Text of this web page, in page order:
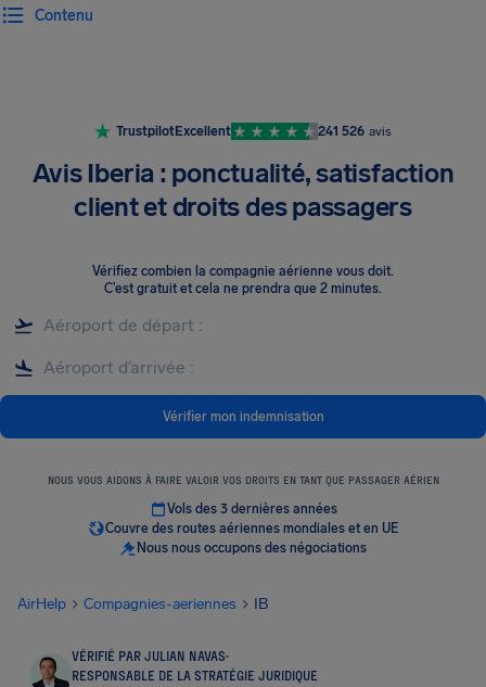
Contenu
TrustpilotExcellent 241 526 avis
Avis Iberia : ponctualité, satisfaction
client et droits des passagers
Vérifiez combien la compagnie aérienne vous doit.
C’est gratuit et cela ne prendra que 2 minutes.
Vérifier mon indemnisation
NOUS VOUS AIDONS À FAIRE VALOIR VOS DROITS EN TANT QUE PASSAGER AÉRIEN
Vols des 3 dernières années
Couvre des routes aériennes mondiales et en UE
Nous nous occupons des négociations
AirHelp Compagnies-aeriennes IB
VÉRIFIÉ PAR JULIAN NAVAS·
RESPONSABLE DE LA STRATÉGIE JURIDIQUE